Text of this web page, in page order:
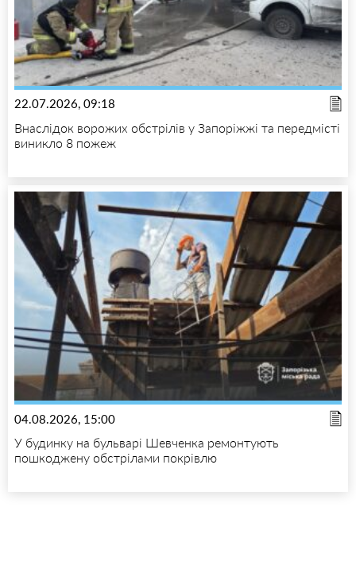
22.07.2026, 09:18
Внаслідок ворожих обстрілів у Запоріжжі та передмісті
виникло 8 пожеж
04.08.2026, 15:00
У будинку на бульварі Шевченка ремонтують
пошкоджену обстрілами покрівлю